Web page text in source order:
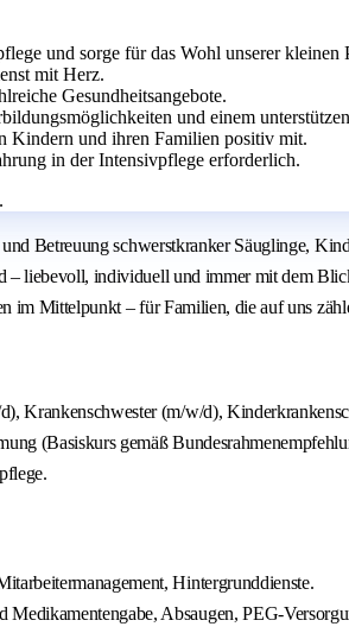
und sorge für das Wohl unserer kleinen
mit Herz.
Gesundheitsangebote.
und einem
Kindern und ihren Familien positiv mit.
in der Intensivpflege erforderlich.
Betreuung schwerstkranker Säuglinge,
liebevoll, individuell und immer mit dem
im Mittelpunkt – für Familien, die auf uns
Krankenschwester (m/w/d),
(Basiskurs gemäß
Hintergrunddienste.
Absaugen,